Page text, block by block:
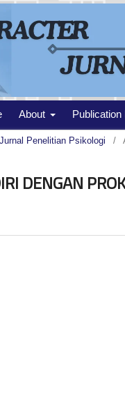
About Publication
Penelitian Psikologi /
DENGAN